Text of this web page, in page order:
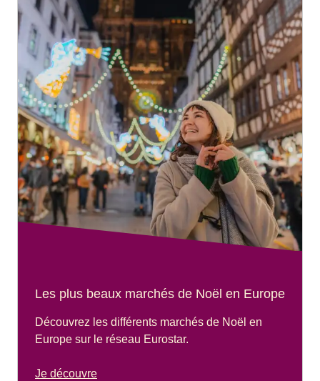
Les plus beaux marchés de Noël en Europe
Découvrez les différents marchés de Noël en
Europe sur le réseau Eurostar.
Je découvre